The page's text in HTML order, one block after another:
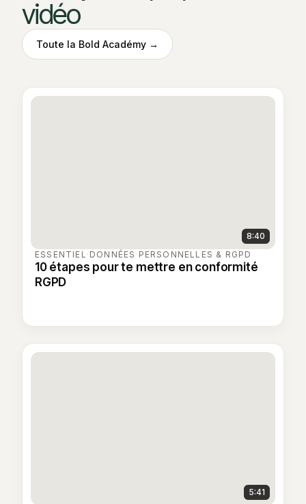
vidéo
Toute la Bold Académy →
8:40
ESSENTIEL · DONNÉES PERSONNELLES & RGPD
10 étapes pour te mettre en conformité
RGPD
5:41